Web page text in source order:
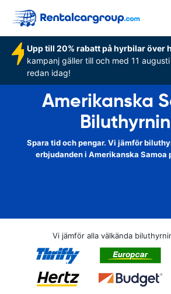
Upp till 20% rabatt på hyrbilar över
kampanj gäller till och med 11
redan idag!
Amerikanska
Spara tid och pengar. Vi jämför
erbjudanden i Amerikanska Samoa
Vi jämför alla välkända